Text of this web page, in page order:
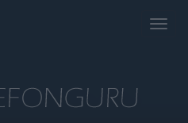
Toggle